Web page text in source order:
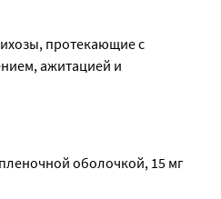
уровня так быстро, как
Маниакальные
оптимального эффекта,
случаях доза может
сутки. Поддерживающая доза
протекающие с
ажитацией и
неврозы, психосоматические
напряжением,
оболочкой, 15 мг